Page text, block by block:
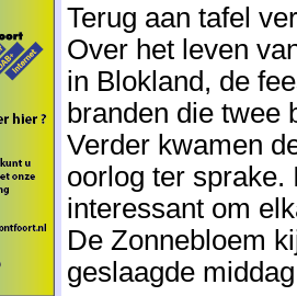
Terug aan tafel
Over het leven
in Blokland, de
branden die twee
Verder kwamen
oorlog ter sprake.
interessant om
De Zonnebloem
geslaagde